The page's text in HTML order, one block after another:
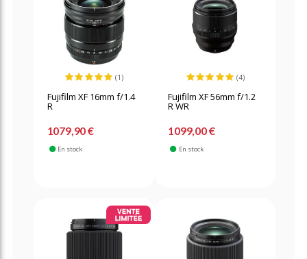
(1)
Fujifilm XF 16mm f/1.4
R
1079,90 €
En stock
(4)
Fujifilm XF 56mm f/1.2
R WR
1099,00 €
En stock